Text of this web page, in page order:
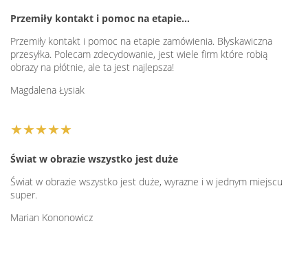
Przemiły kontakt i pomoc na etapie…
Przemiły kontakt i pomoc na etapie zamówienia. Błyskawiczna
przesyłka. Polecam zdecydowanie, jest wiele firm które robią
obrazy na płótnie, ale ta jest najlepsza!
Magdalena Łysiak
★★★★★
Świat w obrazie wszystko jest duże
Świat w obrazie wszystko jest duże, wyrazne i w jednym miejscu
super.
Marian Kononowicz